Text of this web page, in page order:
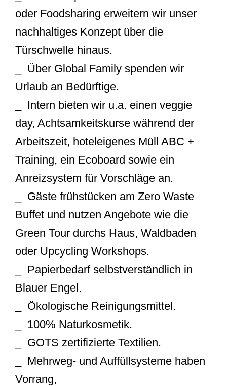
oder Foodsharing erweitern wir unser
nachhaltiges Konzept über die
Türschwelle hinaus.
_ Über Global Family spenden wir
Urlaub an Bedürftige.
_ Intern bieten wir u.a. einen veggie
day, Achtsamkeitskurse während der
Arbeitszeit, hoteleigenes Müll ABC +
Training, ein Ecoboard sowie ein
Anreizsystem für Vorschläge an.
_ Gäste frühstücken am Zero Waste
Buffet und nutzen Angebote wie die
Green Tour durchs Haus, Waldbaden
oder Upcycling Workshops.
_ Papierbedarf selbstverständlich in
Blauer Engel.
_ Ökologische Reinigungsmittel.
_ 100% Naturkosmetik.
_ GOTS zertifizierte Textilien.
_ Mehrweg- und Auffüllsysteme haben
Vorrang,